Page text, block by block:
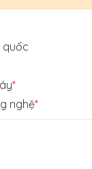
quốc
*
nghệ*